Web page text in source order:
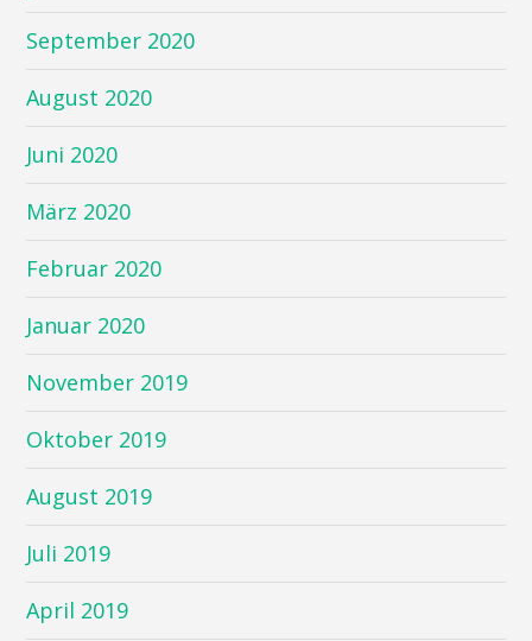
September 2020
August 2020
Juni 2020
März 2020
Februar 2020
Januar 2020
November 2019
Oktober 2019
August 2019
Juli 2019
April 2019